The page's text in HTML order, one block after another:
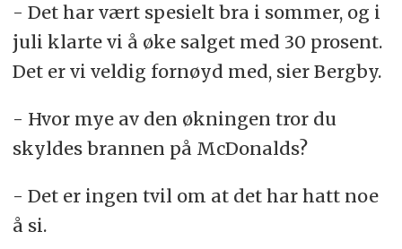
- Det har vært spesielt bra i sommer, og i
juli klarte vi å øke salget med 30 prosent.
Det er vi veldig fornøyd med, sier Bergby.
- Hvor mye av den økningen tror du
skyldes brannen på McDonalds?
- Det er ingen tvil om at det har hatt noe
å si.